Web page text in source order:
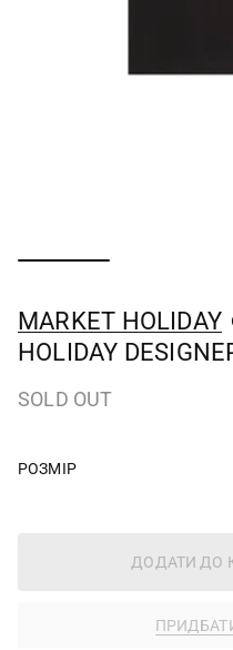
MARKET HOLIDAY
HOLIDAY
SOLD OUT
РОЗМІР
ДОДАТИ ДО